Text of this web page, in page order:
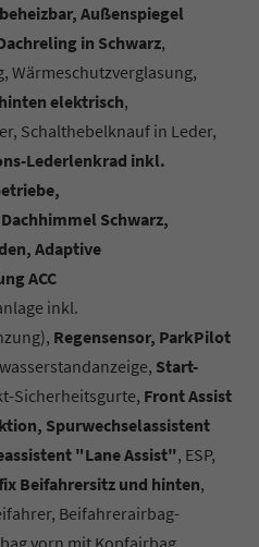
Außenspiegel
in Schwarz,
Wärmeschutzverglasung,
elektrisch,
Schalthebelknauf in Leder,
Lederlenkrad inkl.
Schwarz,
Adaptive
ACC
inkl.
Regensensor, ParkPilot
Start-
Sicherheitsgurte, Front Assist
Spurwechselassistent
"Lane Assist", ESP,
Beifahrersitz und hinten,
Beifahrerairbag-
vorn mit Kopfairbag,